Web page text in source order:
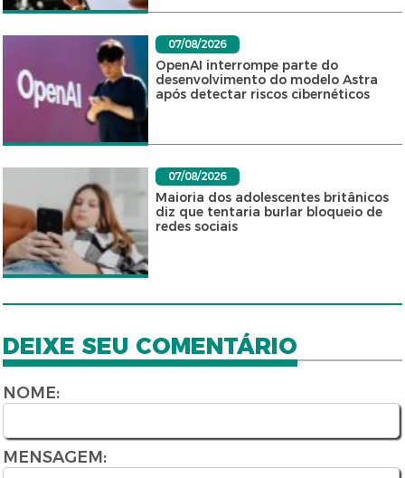
07/08/2026
OpenAI interrompe parte do
desenvolvimento do modelo Astra
após detectar riscos cibernéticos
07/08/2026
Maioria dos adolescentes britânicos
diz que tentaria burlar bloqueio de
redes sociais
DEIXE SEU COMENTÁRIO
NOME:
MENSAGEM: